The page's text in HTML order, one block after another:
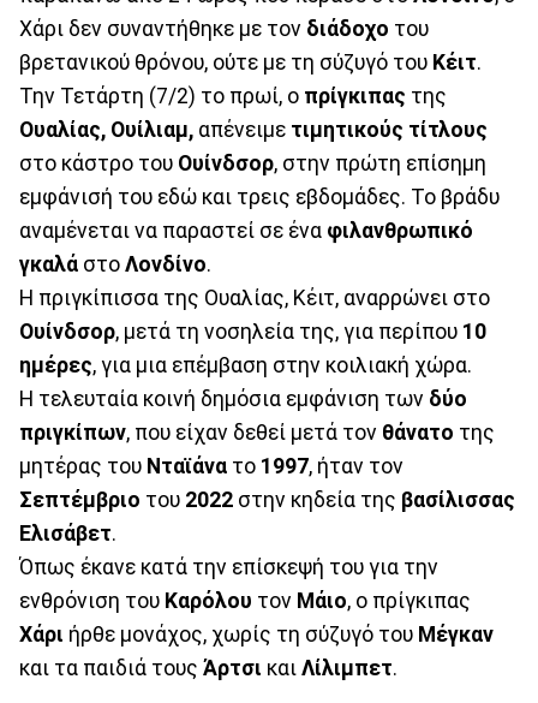
Χάρι δεν συναντήθηκε με τον διάδοχο του
βρετανικού θρόνου, ούτε με τη σύζυγό του Κέιτ.
Την Τετάρτη (7/2) το πρωί, ο πρίγκιπας της
Ουαλίας, Ουίλιαμ, απένειμε τιμητικούς τίτλους
στο κάστρο του Ουίνδσορ, στην πρώτη επίσημη
εμφάνισή του εδώ και τρεις εβδομάδες. Το βράδυ
αναμένεται να παραστεί σε ένα φιλανθρωπικό
γκαλά στο Λονδίνο.
Η πριγκίπισσα της Ουαλίας, Κέιτ, αναρρώνει στο
Ουίνδσορ, μετά τη νοσηλεία της, για περίπου 10
ημέρες, για μια επέμβαση στην κοιλιακή χώρα.
Η τελευταία κοινή δημόσια εμφάνιση των δύο
πριγκίπων, που είχαν δεθεί μετά τον θάνατο της
μητέρας του Νταϊάνα το 1997, ήταν τον
Σεπτέμβριο του 2022 στην κηδεία της βασίλισσας
Ελισάβετ.
Όπως έκανε κατά την επίσκεψή του για την
ενθρόνιση του Καρόλου τον Μάιο, ο πρίγκιπας
Χάρι ήρθε μονάχος, χωρίς τη σύζυγό του Μέγκαν
και τα παιδιά τους Άρτσι και Λίλιμπετ.